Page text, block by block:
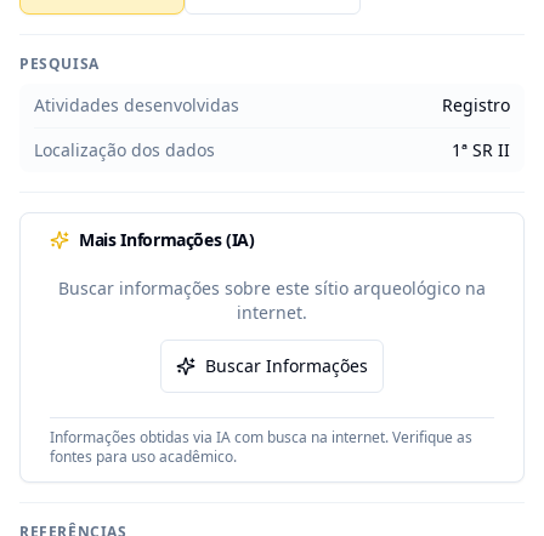
PESQUISA
Atividades desenvolvidas
Registro
Localização dos dados
1ª SR II
Mais Informações (IA)
Buscar informações sobre este sítio arqueológico na
internet.
Buscar Informações
Informações obtidas via IA com busca na internet. Verifique as
fontes para uso acadêmico.
REFERÊNCIAS